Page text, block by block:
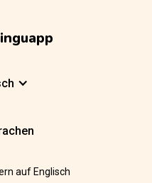
auf Englisch